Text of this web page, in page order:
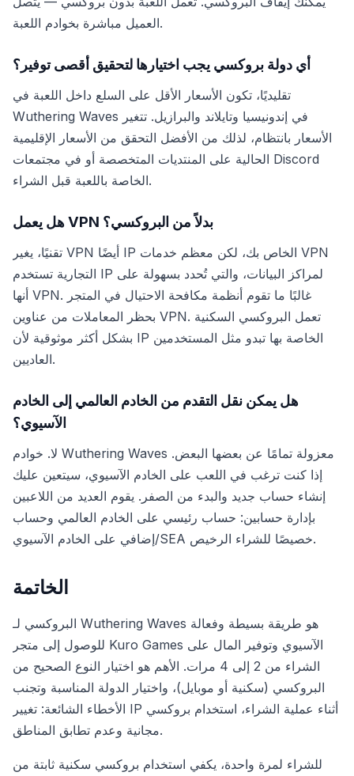
العميل مباشرة بخوادم اللعبة.
أي دولة بروكسي يجب اختيارها لتحقيق أقصى توفير؟
تقليديًا، تكون الأسعار الأقل على السلع داخل اللعبة في
Wuthering Waves في إندونيسيا وتايلاند والبرازيل. تتغير
الأسعار بانتظام، لذلك من الأفضل التحقق من الأسعار الإقليمية
الحالية على المنتديات المتخصصة أو في مجتمعات Discord
الخاصة باللعبة قبل الشراء.
هل يعمل VPN بدلاً من البروكسي؟
تقنيًا، يغير VPN أيضًا IP الخاص بك، لكن معظم خدمات VPN
التجارية تستخدم IP لمراكز البيانات، والتي تُحدد بسهولة على
أنها VPN. غالبًا ما تقوم أنظمة مكافحة الاحتيال في المتجر
بحظر المعاملات من عناوين VPN. تعمل البروكسي السكنية
بشكل أكثر موثوقية لأن IP الخاصة بها تبدو مثل المستخدمين
العاديين.
هل يمكن نقل التقدم من الخادم العالمي إلى الخادم
الآسيوي؟
لا. خوادم Wuthering Waves معزولة تمامًا عن بعضها البعض.
إذا كنت ترغب في اللعب على الخادم الآسيوي، سيتعين عليك
إنشاء حساب جديد والبدء من الصفر. يقوم العديد من اللاعبين
بإدارة حسابين: حساب رئيسي على الخادم العالمي وحساب
إضافي على الخادم الآسيوي/SEA خصيصًا للشراء الرخيص.
الخاتمة
البروكسي لـ Wuthering Waves هو طريقة بسيطة وفعالة
للوصول إلى متجر Kuro Games الآسيوي وتوفير المال على
الشراء من 2 إلى 4 مرات. الأهم هو اختيار النوع الصحيح من
البروكسي (سكنية أو موبايل)، واختيار الدولة المناسبة وتجنب
الأخطاء الشائعة: تغيير IP أثناء عملية الشراء، استخدام بروكسي
مجانية وعدم تطابق المناطق.
للشراء لمرة واحدة، يكفي استخدام بروكسي سكنية ثابتة من